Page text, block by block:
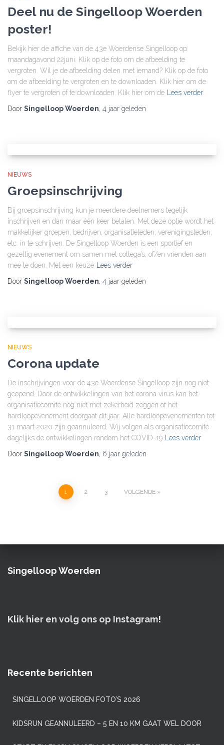
Deel nu de Singelloop Woerden
poster!
Bekijk hier de affiche van de 43e Woerdense Singelloop op
maandagavond 22juni. Klik op de foto om de afbeelding te
vergroten. Wil je de afbeelding delen met iemand? Klik op de foto
om de afbeelding te vergroten en te downloaden. Klik hier om de
flyer te vergroten of te downloaden. Klik hier om de Lees verder
Door Singelloop Woerden, 4 jaar geleden
NIEUWS
Groepsinschrijving
Bij groepsinschrijving kun je meerdere deelnemers tegelijk
inschrijven en dan maar één keer betalen. Met deze optie wordt het
makkelijker groepen, bedrijven, organisatieleden, verenigingsleden,
etc. in te schrijven. De Singelloop Woerden is een sportief en
gezellig evenement om samen met collega’s, of/en vrienden aan
mee te doen. Met een keuze Lees verder
Door Singelloop Woerden, 4 jaar geleden
NIEUWS
Corona update
De inschrijvingen voor de 43e Woerdense Singelloop zijn nog niet
geopend. Door de ontwikkelingen van het corona virus kan het
organisatiecomité nog niet met zekerheid zeggen of het
hardloopevenement doorgaat dit jaar. Alle hardloopevenementen tot
31 maart 2020 zijn geannuleerd. Wij volgen als organisatiecomité
dagelijks de ontwikkelingen rondom het COVID-19 Lees verder
Door Singelloop Woerden, 6 jaar geleden
1 2 3 VOLGENDE
Singelloop Woerden
Klik hier en volg ons op Instagram!
Recente berichten
SINGELLOOP WOERDEN FOTO’S 2026
KIDSRUN GEANNULEERD – 5 EN 10 KM GAAT WEL DOOR